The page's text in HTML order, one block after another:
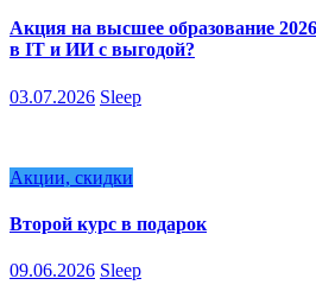
Акция на высшее образование
в IT и ИИ с выгодой?
03.07.2026 Sleep
Акции, скидки
Второй курс в подарок
09.06.2026 Sleep